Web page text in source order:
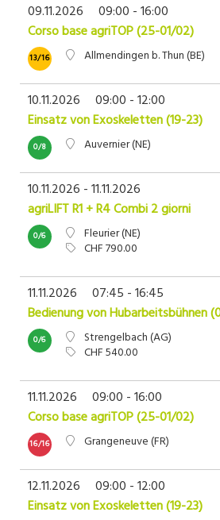
09.11.2026
09:00 - 16:00
Corso base agriTOP (25-01/02)
Allmendingen b. Thun (BE)
13/16
10.11.2026
09:00 - 12:00
Einsatz von Exoskeletten (19-23)
Auvernier (NE)
0/8
10.11.2026 - 11.11.2026
agriLIFT R1 + R4 Combi 2 giorni
Fleurier (NE)
CHF 790.00
0/6
11.11.2026
07:45 - 16:45
Bedienung von Hubarbeitsbühnen
Strengelbach (AG)
CHF 540.00
0/6
11.11.2026
09:00 - 16:00
Corso base agriTOP (25-01/02)
Grangeneuve (FR)
16/16
12.11.2026
09:00 - 12:00
Einsatz von Exoskeletten (19-23)